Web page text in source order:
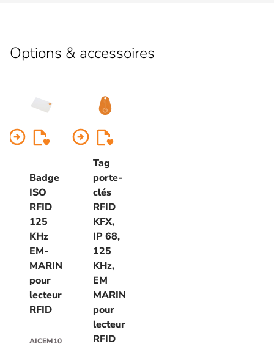
Options & accessoires
arrow_circle_right
Badge
ISO
RFID
125
KHz
EM-
MARIN
pour
lecteur
RFID
AICEM10
arrow_circle_right
Tag
porte-
clés
RFID
KFX,
IP 68,
125
KHz,
EM
MARIN
pour
lecteur
RFID